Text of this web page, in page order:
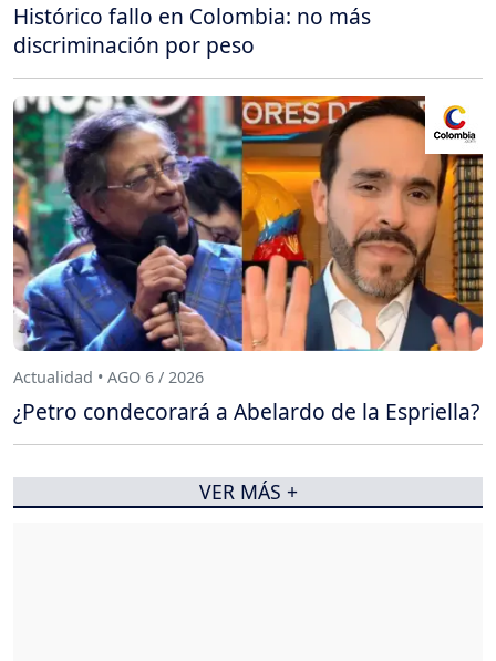
Histórico fallo en Colombia: no más
discriminación por peso
Actualidad • AGO 6 / 2026
¿Petro condecorará a Abelardo de la Espriella?
VER MÁS +